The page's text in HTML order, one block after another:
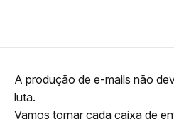
A produção de e-mails não
luta.
Vamos tornar cada caixa de